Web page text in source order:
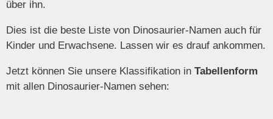
über ihn.
Dies ist die beste Liste von Dinosaurier-Namen auch für
Kinder und Erwachsene. Lassen wir es drauf ankommen.
Jetzt können Sie unsere Klassifikation in Tabellenform
mit allen Dinosaurier-Namen sehen: